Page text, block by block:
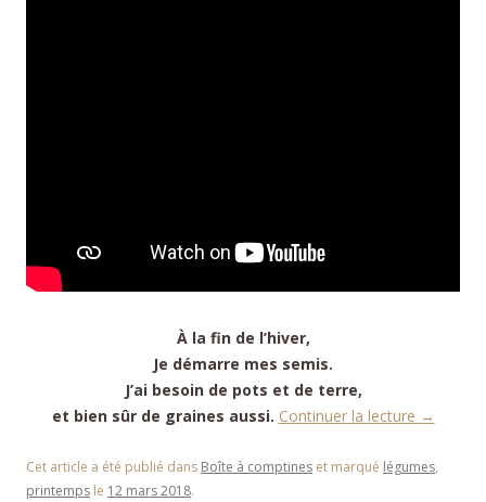
À la fin de l’hiver,
Je démarre mes semis.
J’ai besoin de pots et de terre,
et bien sûr de graines aussi. Continuer la lecture →
Cet article a été publié dans Boîte à comptines et marqué légumes,
printemps le 12 mars 2018.